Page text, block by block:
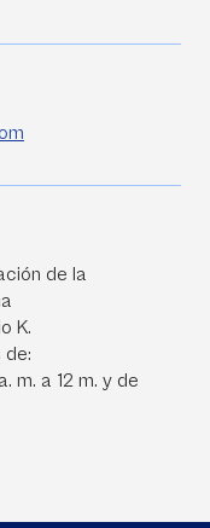
de la
K.
de:
m. a 12 m. y de